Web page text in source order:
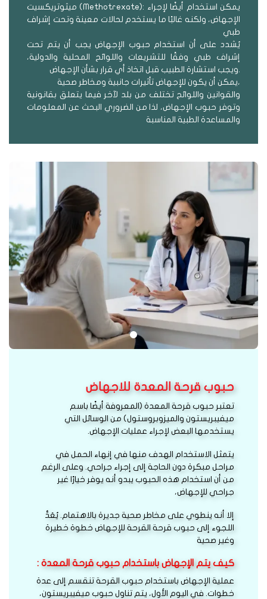
ميثوتريكسيت (Methotrexate): يمكن استخدام أيضًا لإجراء
الإجهاض، ولكنه غالبًا ما يستخدم لحالات معينة وتحت إشراف
طبي
يُشدد على أن استخدام حبوب الإجهاضيجب أن يتم تحت
إشراف طبي وفقًا للتشريعات واللوائح المحلية والدولية،
والقوانين واللوائح تختلف من بلد لآخر فيما يتعلق بقانونية
وتوفر حبوب الإجهاض، لذا من الضروري البحث عن المعلومات
والمساعدة الطبية المناسبة
حبوب قرحة المعدة للاجهاض
تعتبر حبوب قرحة المعدة (المعروفة أيضًا باسم
ميفيبريستون والميزوبروستول) من الوسائل التي
يستخدمها البعض لإجراء عمليات الإجهاض.
يتمثل الاستخدام الهدف منها في إنهاء الحمل في
مراحل مبكرة دون الحاجة إلى إجراء جراحي. وعلى الرغم
من أن استخدام هذه الحبوب يبدو أنه يوفر خيارًا غير
جراحي للإجهاض،
إلا أنه ينطوي على مخاطر صحية جديرة بالاهتمام. يُعَدُّ
اللجوء إلى حبوب قرحة القرحة للإجهاض خطوة خطيرة
وغير صحية
كيف يتم الإجهاض باستخدام حبوب قرحة المعدة :
عملية الإجهاض باستخدام حبوب القرحة تنقسم إلى عدة
خطوات. في اليوم الأول، يتم تناول حبوب ميفيبريستون،